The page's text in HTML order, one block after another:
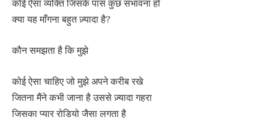
कोई ऐसा व्यक्ति जिसके पास कुछ संभावना हो
क्या यह माँगना बहुत ज़्यादा है?
कौन समझता है कि मुझे
कोई ऐसा चाहिए जो मुझे अपने करीब रखे
जितना मैंने कभी जाना है उससे ज़्यादा गहरा
जिसका प्यार रोडियो जैसा लगता है